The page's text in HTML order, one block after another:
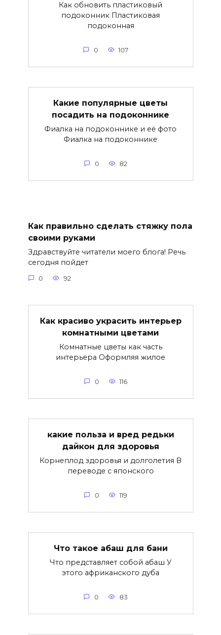
Как обновить пластиковый
подоконник Пластиковая
подоконная
0 107
Какие популярные цветы
посадить на подоконнике
Фиалка на подоконнике и её фото
Фиалка на подоконнике
0 82
Как правильно сделать стяжку пола
своими руками
Здравствуйте читатели моего блога! Речь
сегодня пойдет
0 92
Как красиво украсить интерьер
комнатными цветами
Комнатные цветы как часть
интерьера Оформляя жилое
0 116
какие польза и вред редьки
дайкон для здоровья
Корнеплод здоровья и долголетия В
переводе с японского
0 119
Что такое абаш для бани
Что представляет собой абаш У
этого африканского дуба
0 83